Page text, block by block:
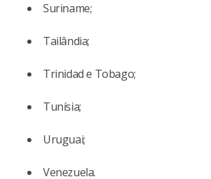
Suriname;
Tailândia;
Trinidad e Tobago;
Tunísia;
Uruguai;
Venezuela.